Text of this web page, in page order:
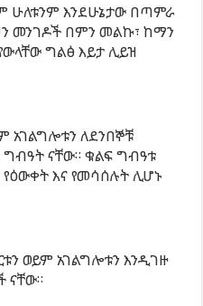
ሁለቱንም እንደሁኔታው በጣምራ
መንገዶች በምን መልኩ፣ ከማን
ግልፅ እይታ ሊይዝ
አገልግሎቱን ለደንበኞቹ
ናቸው። ቁልፍ ግብዓቱ
የዕውቀት እና የመሳሰሉት ሊሆኑ
ወይም አገልግሎቱን እንዲገዙ